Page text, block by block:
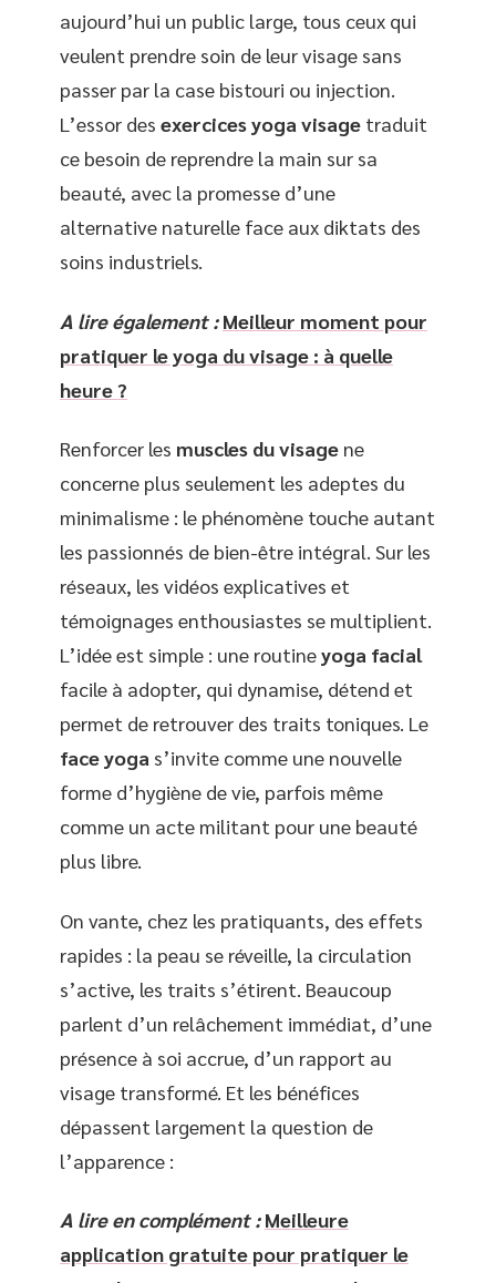
aujourd’hui un public large, tous ceux qui
veulent prendre soin de leur visage sans
passer par la case bistouri ou injection.
L’essor des exercices yoga visage traduit
ce besoin de reprendre la main sur sa
beauté, avec la promesse d’une
alternative naturelle face aux diktats des
soins industriels.
A lire également : Meilleur moment pour
pratiquer le yoga du visage : à quelle
heure ?
Renforcer les muscles du visage ne
concerne plus seulement les adeptes du
minimalisme : le phénomène touche autant
les passionnés de bien-être intégral. Sur les
réseaux, les vidéos explicatives et
témoignages enthousiastes se multiplient.
L’idée est simple : une routineyoga facial
facile à adopter, qui dynamise, détend et
permet de retrouver des traits toniques. Le
face yoga s’invite comme une nouvelle
forme d’hygiène de vie, parfois même
comme un acte militant pour une beauté
plus libre.
On vante, chez les pratiquants, des effets
rapides : la peau se réveille, la circulation
s’active, les traits s’étirent. Beaucoup
parlent d’un relâchement immédiat, d’une
présence à soi accrue, d’un rapport au
visage transformé. Et les bénéfices
dépassent largement la question de
l’apparence :
A lire en complément : Meilleure
application gratuite pour pratiquer le